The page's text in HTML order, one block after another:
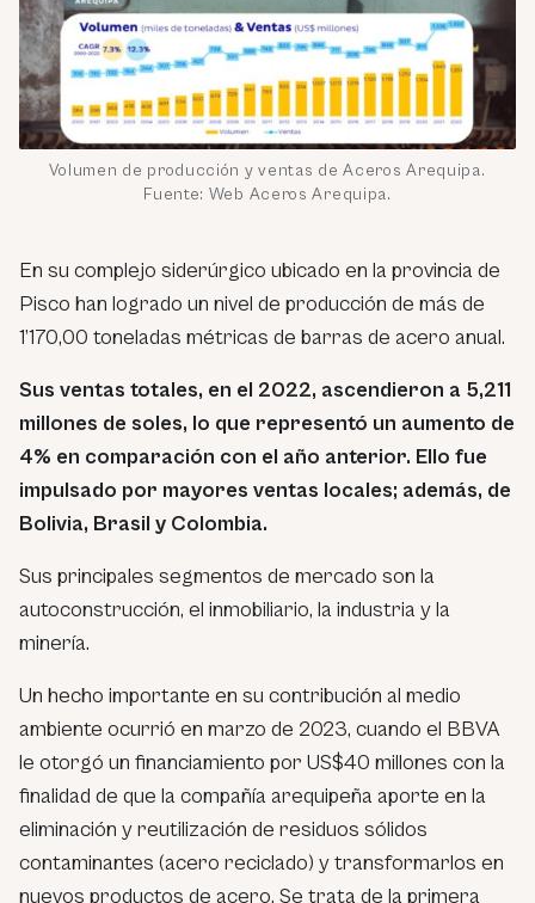
Volumen de producción y ventas de Aceros Arequipa.
Fuente: Web Aceros Arequipa.
En su complejo siderúrgico ubicado en la provincia de
Pisco han logrado un nivel de producción de más de
1’170,00 toneladas métricas de barras de acero anual.
Sus ventas totales, en el 2022, ascendieron a 5,211
millones de soles, lo que representó un aumento de
4% en comparación con el año anterior. Ello fue
impulsado por mayores ventas locales; además, de
Bolivia, Brasil y Colombia.
Sus principales segmentos de mercado son la
autoconstrucción, el inmobiliario, la industria y la
minería.
Un hecho importante en su contribución al medio
ambiente ocurrió en marzo de 2023, cuando el BBVA
le otorgó un financiamiento por US$40 millones con la
finalidad de que la compañía arequipeña aporte en la
eliminación y reutilización de residuos sólidos
contaminantes (acero reciclado) y transformarlos en
nuevos productos de acero. Se trata de la primera